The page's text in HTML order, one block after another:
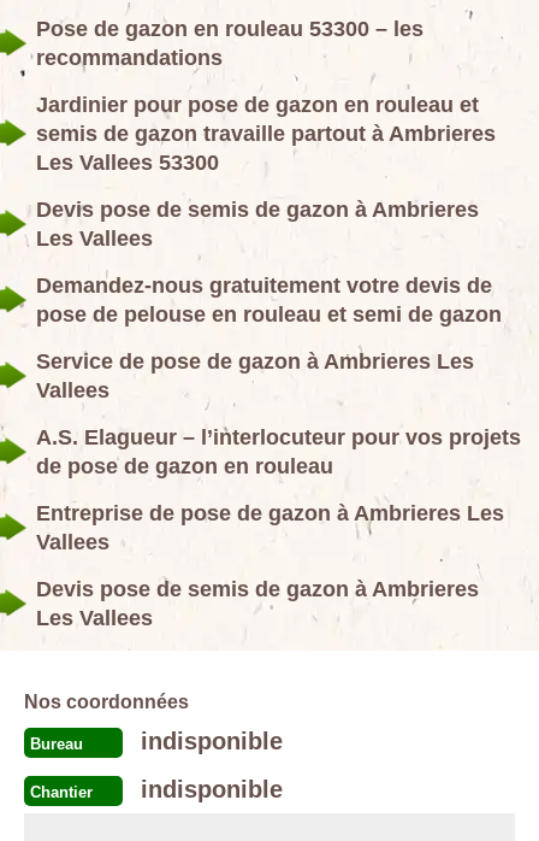
Pose de gazon en rouleau 53300 – les
recommandations
Jardinier pour pose de gazon en rouleau et
semis de gazon travaille partout à Ambrieres
Les Vallees 53300
Devis pose de semis de gazon à Ambrieres
Les Vallees
Demandez-nous gratuitement votre devis de
pose de pelouse en rouleau et semi de gazon
Service de pose de gazon à Ambrieres Les
Vallees
A.S. Elagueur – l’interlocuteur pour vos projets
de pose de gazon en rouleau
Entreprise de pose de gazon à Ambrieres Les
Vallees
Devis pose de semis de gazon à Ambrieres
Les Vallees
Nos coordonnées
Bureau indisponible
Chantier indisponible